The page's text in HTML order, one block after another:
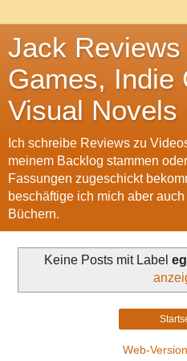
Jack Reviews
Games, Indie
Visual Novels
Ich schreibe Reviews zu
meinem Backlog stammen
Fassungen zugeschickt
beschäftige ich mich aber
Büchern.
Keine Posts mit Label
Web-